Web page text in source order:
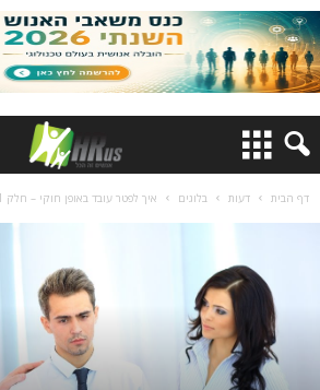
דף הבית דעות בלוגים איך לפטר עובד באופן חוקי – חלק 1